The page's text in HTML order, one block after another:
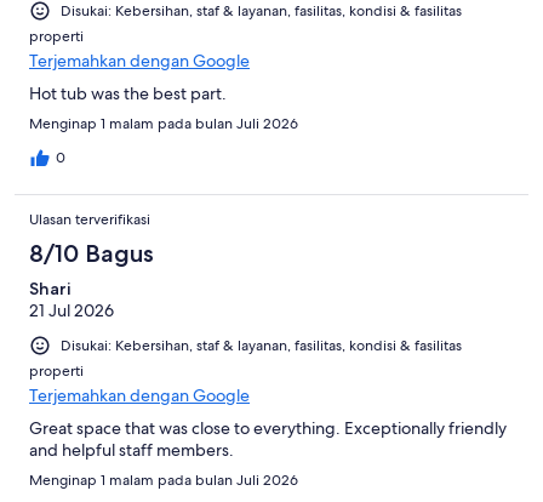
Disukai: Kebersihan, staf & layanan, fasilitas, kondisi & fasilitas
properti
Terjemahkan dengan Google
Hot tub was the best part.
Menginap 1 malam pada bulan Juli 2026
0
Ulasan terverifikasi
8/10 Bagus
Shari
21 Jul 2026
Disukai: Kebersihan, staf & layanan, fasilitas, kondisi & fasilitas
properti
Terjemahkan dengan Google
Great space that was close to everything. Exceptionally friendly
and helpful staff members.
Menginap 1 malam pada bulan Juli 2026